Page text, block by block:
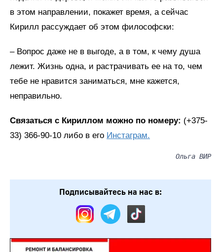
в этом направлении, покажет время, а сейчас
Кирилл рассуждает об этом философски:
– Вопрос даже не в выгоде, а в том, к чему душа
лежит. Жизнь одна, и растрачивать ее на то, чем
тебе не нравится заниматься, мне кажется,
неправильно.
Связаться с Кириллом можно по номеру: (+375-
33) 366-90-10 либо в его Инстаграм.
Ольга ВИР
Подписывайтесь на нас в: